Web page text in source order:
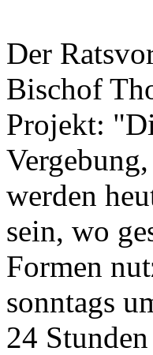
Der
Bischof
Projekt:
werden
sein, wo
Formen
sonntags
24